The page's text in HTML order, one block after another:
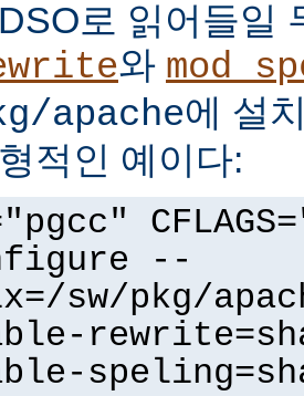
로 읽어들일
와
apache에 설
적인 예이다:
--
sw/pkg/